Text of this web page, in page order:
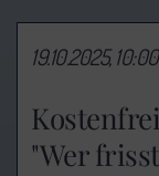
"Wer
19.10.2025,